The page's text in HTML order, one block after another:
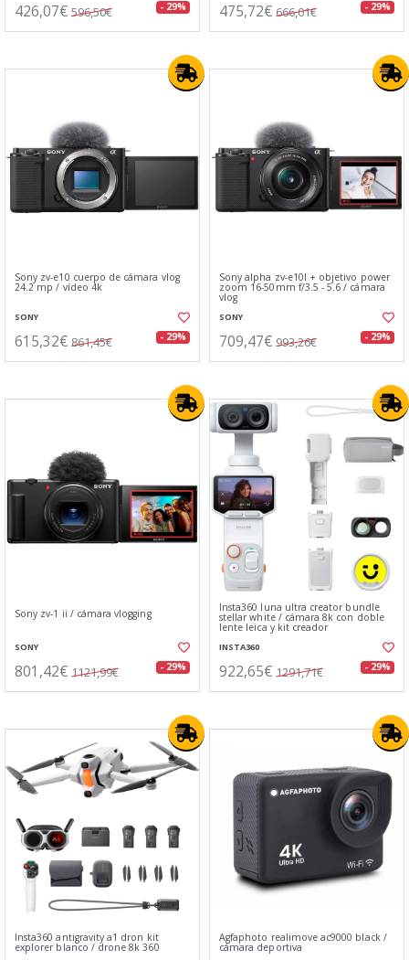
426,07€ 596,50€ - 29% 475,72€ 666,01€ - 29%
Sony zv-e10 cuerpo de cámara vlog
24.2 mp / vídeo 4k
SONY
615,32€ 861,45€ - 29%
Sony alpha zv-e10l + objetivo power
zoom 16-50mm f/3.5 - 5.6 / cámara
vlog
SONY
709,47€ 993,26€ - 29%
Sony zv-1 ii / cámara vlogging
SONY
801,42€ 1121,99€ - 29%
Insta360 luna ultra creator bundle
stellar white / cámara 8k con doble
lente leica y kit creador
INSTA360
922,65€ 1291,71€ - 29%
Insta360 antigravity a1 dron kit
explorer blanco / drone 8k 360
Agfaphoto realimove ac9000 black /
cámara deportiva